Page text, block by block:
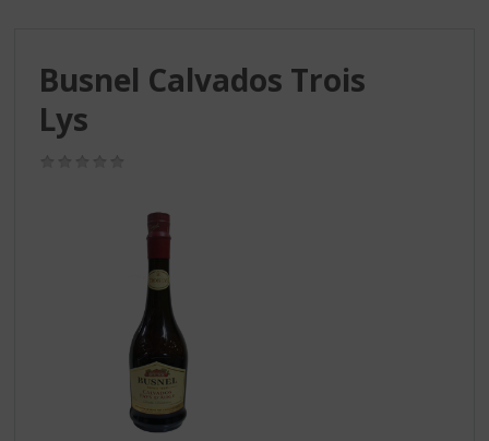
Busnel Calvados Trois
Lys